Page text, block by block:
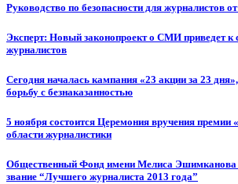
Руководство по безопасности для журналистов
Эксперт: Новый законопроект о СМИ приведет к
журналистов
Сегодня началась кампания «23 акции за 23
борьбу с безнаказанностью
5 ноября состоится Церемония вручения премии
области журналистики
Общественный Фонд имени Мелиса Эшимканова
звание “Лучшего журналиста 2013 года”